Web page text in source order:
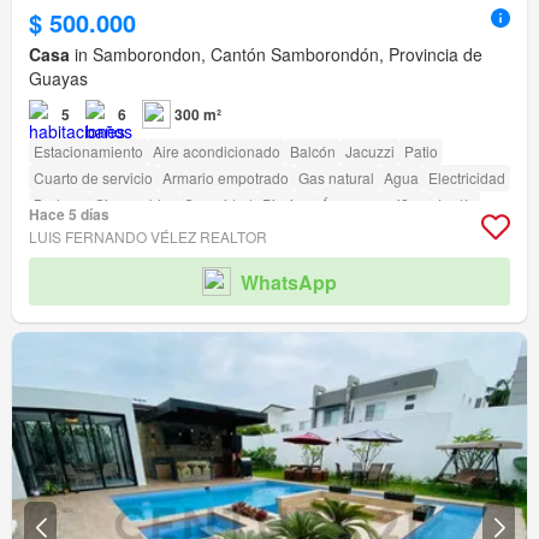
$ 500.000
Casa in Samborondon, Cantón Samborondón, Provincia de
Guayas
5 6 300 m²
Estacionamiento Aire acondicionado Balcón Jacuzzi Patio
Cuarto de servicio Armario empotrado Gas natural Agua Electricidad
Bodega
Sin amoblar Seguridad Piscina Área para niños
Jardín
Conserje
Parrilla
Garita de guardianía
Acceso para personas con discapacidad
Hace 5 días
LUIS FERNANDO VÉLEZ REALTOR
WhatsApp